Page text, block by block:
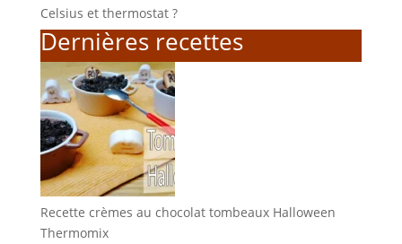
Celsius et thermostat ?
Dernières recettes
Recette crèmes au chocolat tombeaux Halloween
Thermomix